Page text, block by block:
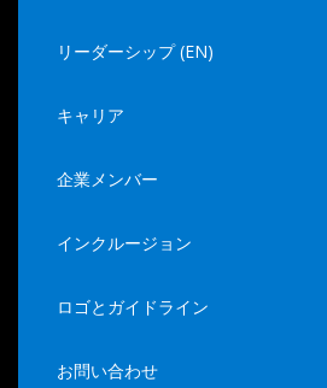
リーダーシップ (EN)
キャリア
企業メンバー
インクルージョン
ロゴとガイドライン
お問い合わせ